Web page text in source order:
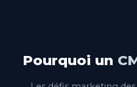
Pourquoi un